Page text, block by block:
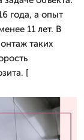
года, а опыт
11 лет. В
таких
[